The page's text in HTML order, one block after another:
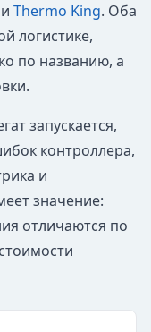
Thermo King. Оба
логистике,
по названию, а
запускается,
контроллера,
и
значение:
отличаются по